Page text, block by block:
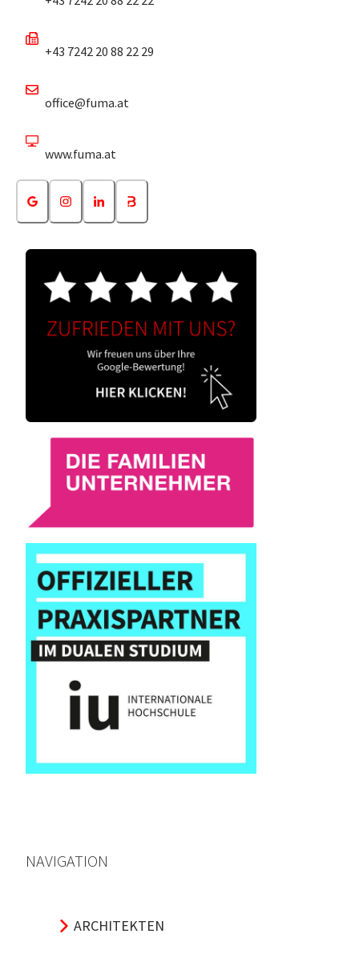
+43 7242 20 88 22 29
office@fuma.at
www.fuma.at
NAVIGATION
ARCHITEKTEN